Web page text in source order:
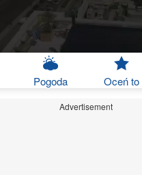
Pogoda Oceń to
Advertisement